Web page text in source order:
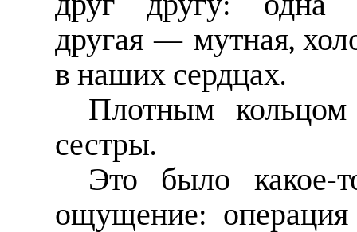
другая — мутная,
в наших сердцах.
Плотным
сестры.
Это было какое-
ощущение: